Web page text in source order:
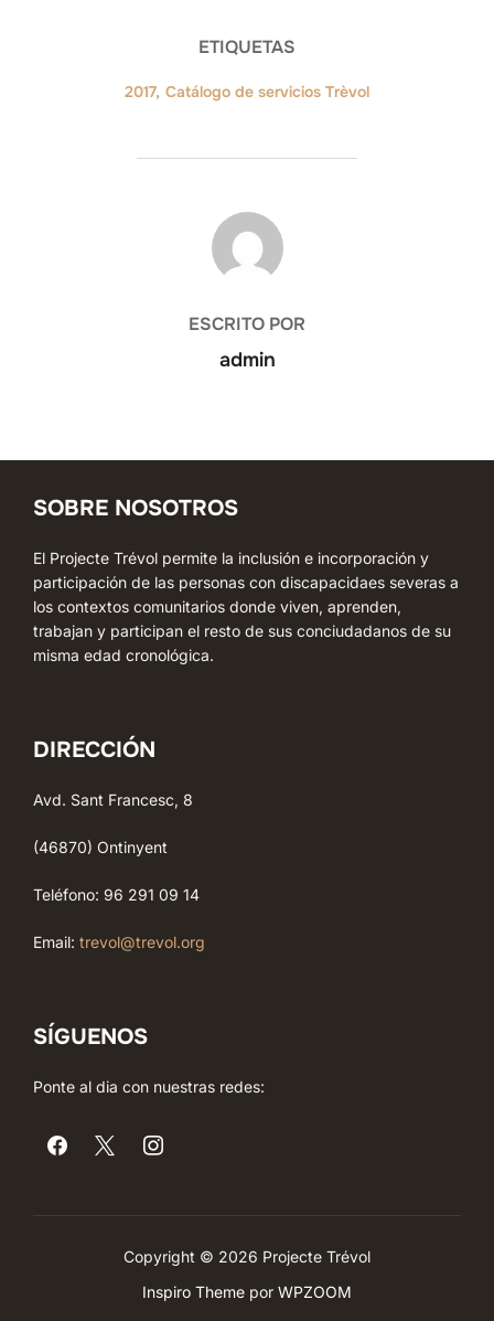
ETIQUETAS
2017, Catálogo de servicios Trèvol
AUTOR DE LA ENTRADA
ESCRITO POR
admin
SOBRE NOSOTROS
El Projecte Trévol permite la inclusión e incorporación y
participación de las personas con discapacidaes severas a
los contextos comunitarios donde viven, aprenden,
trabajan y participan el resto de sus conciudadanos de su
misma edad cronológica.
DIRECCIÓN
Avd. Sant Francesc, 8
(46870) Ontinyent
Teléfono: 96 291 09 14
Email: trevol@trevol.org
SÍGUENOS
Ponte al dia con nuestras redes:
Copyright © 2026 Projecte Trévol
Inspiro Theme por WPZOOM